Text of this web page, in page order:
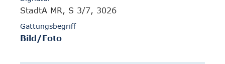
StadtA MR, S 3/7, 3026
Gattungsbegriff
Bild/Foto